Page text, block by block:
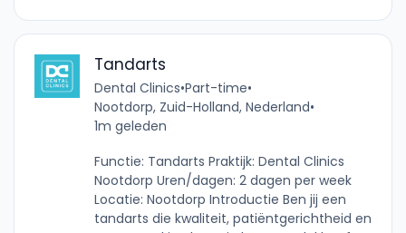
Tandarts
Dental Clinics•Part-time•
Nootdorp, Zuid-Holland, Nederland•
1m geleden
Functie: Tandarts Praktijk: Dental Clinics
Nootdorp Uren/dagen: 2 dagen per week
Locatie: Nootdorp Introductie Ben jij een
tandarts die kwaliteit, patiëntgerichtheid en